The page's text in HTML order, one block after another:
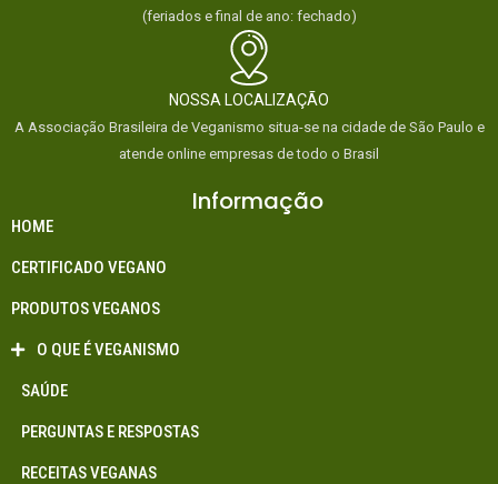
(feriados e final de ano: fechado)
NOSSA LOCALIZAÇÃO
A Associação Brasileira de Veganismo situa-se na cidade de São Paulo e
atende online empresas de todo o Brasil
Informação
HOME
CERTIFICADO VEGANO
PRODUTOS VEGANOS
O QUE É VEGANISMO
SAÚDE
PERGUNTAS E RESPOSTAS
RECEITAS VEGANAS